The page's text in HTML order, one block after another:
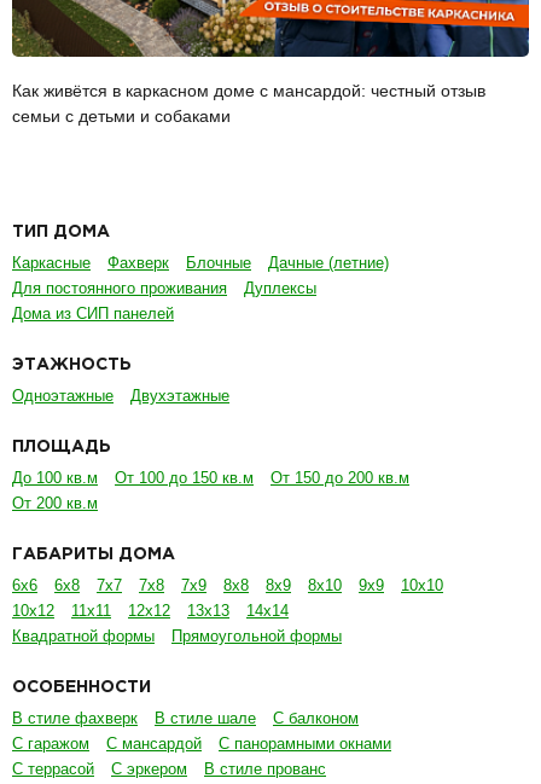
Как живётся в каркасном доме с мансардой: честный отзыв
семьи с детьми и собаками
ТИП ДОМА
Каркасные Фахверк Блочные
Дачные (летние)
Для постоянного проживания
Дуплексы
Дома из СИП панелей
ЭТАЖНОСТЬ
Одноэтажные Двухэтажные
ПЛОЩАДЬ
До 100 кв.м От 100 до 150 кв.м
От 150 до 200 кв.м
От 200 кв.м
ГАБАРИТЫ ДОМА
6х6 6х8 7х7 7х8 7х9 8х8 8х9 8х10 9х9
10х10
10х12
11х11 12х12 13х13
14х14
Квадратной формы
Прямоугольной формы
ОСОБЕННОСТИ
В стиле фахверк В стиле шале
С балконом
С гаражом
С мансардой
С панорамными окнами
С террасой
С эркером
В стиле прованс